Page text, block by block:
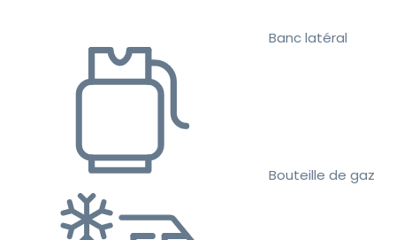
Banc latéral
Bouteille de gaz